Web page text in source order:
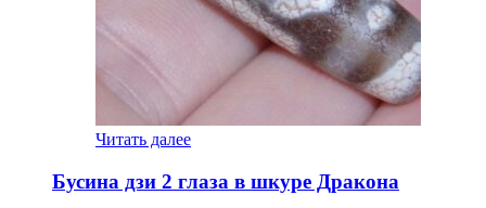
Читать далее
Бусина дзи 2 глаза в шкуре Дракона